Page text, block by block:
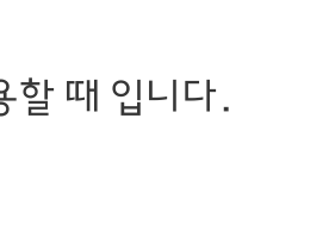
할 때 입니다.